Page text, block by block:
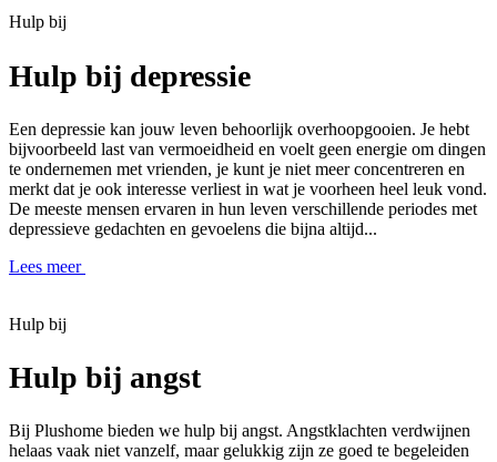
Hulp bij
Hulp bij depressie
Een depressie kan jouw leven behoorlijk overhoopgooien. Je hebt
bijvoorbeeld last van vermoeidheid en voelt geen energie om dingen
te ondernemen met vrienden, je kunt je niet meer concentreren en
merkt dat je ook interesse verliest in wat je voorheen heel leuk vond.
De meeste mensen ervaren in hun leven verschillende periodes met
depressieve gedachten en gevoelens die bijna altijd...
Lees meer
Hulp bij
Hulp bij angst
Bij Plushome bieden we hulp bij angst. Angstklachten verdwijnen
helaas vaak niet vanzelf, maar gelukkig zijn ze goed te begeleiden